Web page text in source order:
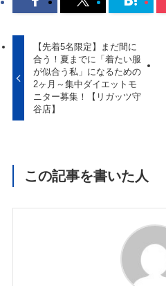
【先着5名限定】まだ間に
合う！夏までに「着たい服
が似合う私」になるための
2ヶ月～集中ダイエットモ
ニター募集！【リガッツ守
谷店】
この記事を書いた人